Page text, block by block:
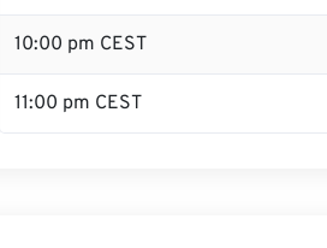
10:00 pm CEST
11:00 pm CEST